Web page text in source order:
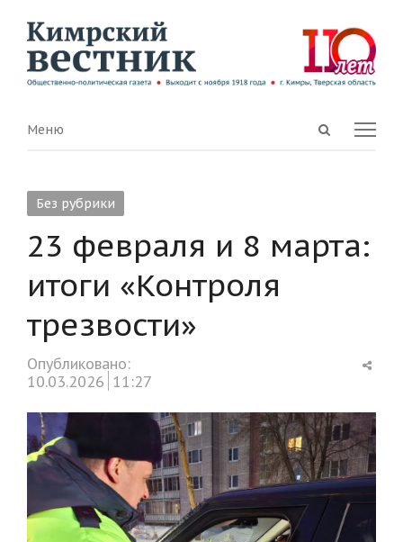
Open
Menu
Меню
Без рубрики
23 февраля и 8 марта:
итоги «Контроля
трезвости»
Опубликовано:
10.03.2026 11:27